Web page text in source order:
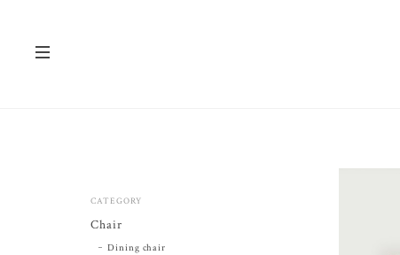
CATEGORY
Chair
Dining chair